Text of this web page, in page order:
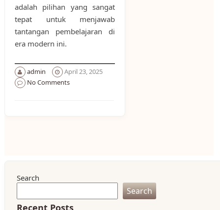
adalah pilihan yang sangat
tepat untuk menjawab
tantangan pembelajaran di
era modern ini.
admin
April 23, 2025
No Comments
Search
Search
Recent Posts